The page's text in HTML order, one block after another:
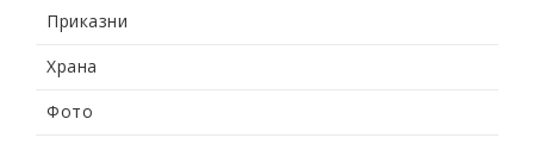
Приказни
Храна
Фото